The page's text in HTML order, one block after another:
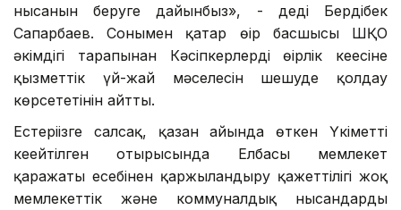
нысанын беруге дайынбыз», - деді Бердібек
Сапарбаев. Сонымен қатар өңір басшысы ШҚО
әкімдігі тарапынан Кәсіпкерлердің өңірлік кеңесіне
қызметтік үй-жай мәселесін шешуде қолдау
көрсететінін айтты.
Естеріңізге салсақ, қазан айында өткен Үкіметтің
кеңейтілген отырысында Елбасы мемлекет
қаражаты есебінен қаржыландыру қажеттілігі жоқ
мемлекеттік және коммуналдық нысандардың